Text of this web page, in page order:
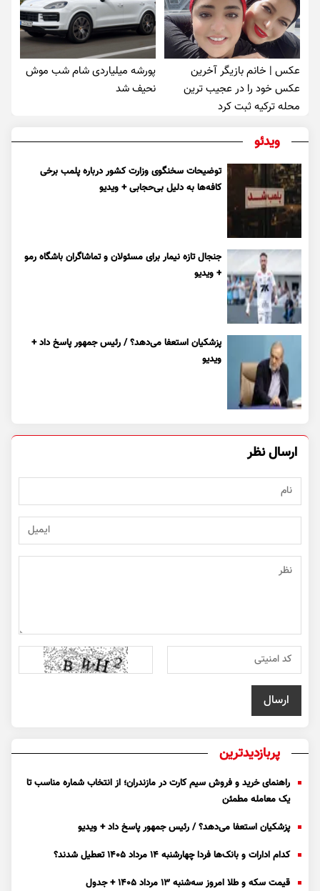
عکس | خانم بازیگر آخرین
عکس خود را در عجیب ترین
محله ترکیه ثبت کرد
پورشه میلیاردی شام شب موش‌
نحیف شد
ویدئو
توضیحات سخنگوی وزارت کشور درباره پلمب برخی
کافه‌ها به دلیل بی‌حجابی + ویدیو
جنجال تازه نیمار برای مسئولان و تماشاگران باشگاه رمو
+ ویدیو
پزشکیان استعفا می‌دهد؟ / رئیس جمهور پاسخ داد +
ویدیو
ارسال نظر
پربازدیدترین
راهنمای خرید و فروش سیم کارت در مازندران؛ از انتخاب شماره مناسب تا
یک معامله مطمئن
پزشکیان استعفا می‌دهد؟ / رئیس جمهور پاسخ داد + ویدیو
کدام ادارات و بانک‌ها فردا چهارشنبه ۱۴ مرداد ۱۴۰۵ تعطیل شدند؟
قیمت سکه و طلا امروز سه‌شنبه ۱۳ مرداد ۱۴۰۵ + جدول